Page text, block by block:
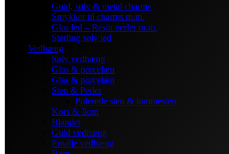
Guld, sølv & metal charms
Smykker til charms m.m.
Glas led – Resin perler m.m.
Sterling sølv led
Vedhæng
Sølv vedhæng
Glas & porcelæn
Glas & porcelæn
Sten & Perler
Polerede sten & lommesten
Kors & Ikon
Blandet
Guld vedhæng
Emalje vedhæng